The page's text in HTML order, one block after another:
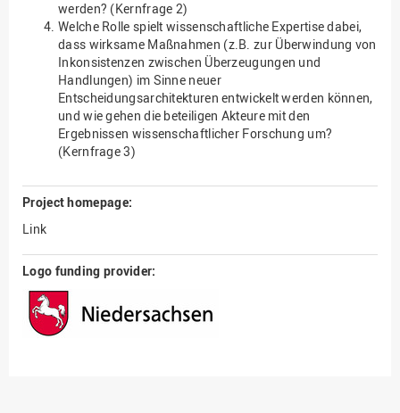
werden? (Kernfrage 2)
Welche Rolle spielt wissenschaftliche Expertise dabei,
dass wirksame Maßnahmen (z.B. zur Überwindung von
Inkonsistenzen zwischen Überzeugungen und
Handlungen) im Sinne neuer
Entscheidungsarchitekturen entwickelt werden können,
und wie gehen die beteiligen Akteure mit den
Ergebnissen wissenschaftlicher Forschung um?
(Kernfrage 3)
Project homepage:
Link
Logo funding provider: